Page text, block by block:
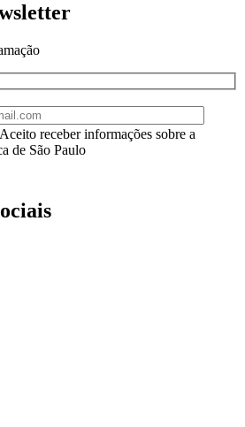
Aceito receber informações sobre a
de São Paulo